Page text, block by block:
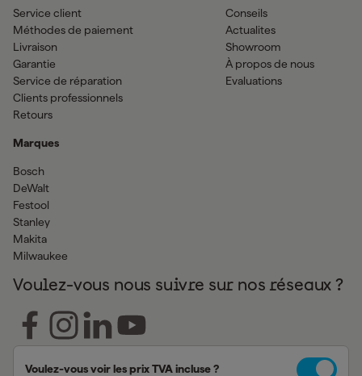
Service client
Méthodes de paiement
Livraison
Garantie
Service de réparation
Clients professionnels
Retours
Marques
Bosch
DeWalt
Festool
Stanley
Makita
Milwaukee
Conseils
Actualites
Showroom
À propos de nous
Evaluations
Voulez-vous nous suivre sur nos réseaux ?
Voulez-vous voir les prix TVA incluse ?